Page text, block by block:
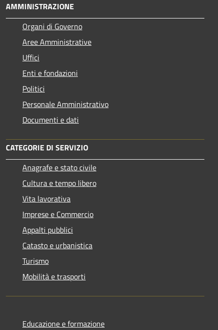
AMMINISTRAZIONE
Organi di Governo
Aree Amministrative
Uffici
Enti e fondazioni
Politici
Personale Amministrativo
Documenti e dati
CATEGORIE DI SERVIZIO
Anagrafe e stato civile
Cultura e tempo libero
Vita lavorativa
Imprese e Commercio
Appalti pubblici
Catasto e urbanistica
Turismo
Mobilità e trasporti
Educazione e formazione